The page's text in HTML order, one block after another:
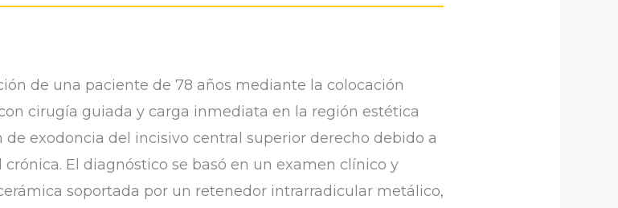
de una paciente de 78 años mediante la colocación
cirugía guiada y carga inmediata en la región estética
exodoncia del incisivo central superior derecho debido a
El diagnóstico se basó en un examen clínico y
soportada por un retenedor intrarradicular metálico,